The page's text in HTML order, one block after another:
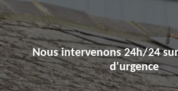
Nous intervenons 24h/24
d'urgence